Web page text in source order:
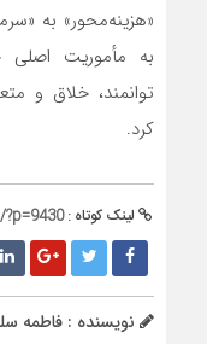
«هزینه‌محور» به
به مأموریت اصلی
توانمند، خلاق و
کرد.
لینک کوتاه :
نویسنده : فاطمه